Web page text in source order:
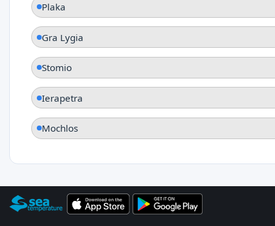
Plaka
Gra Lygia
Stomio
Ierapetra
Mochlos